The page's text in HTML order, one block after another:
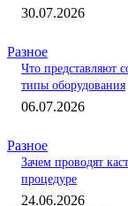
30.07.2026
Разное
Что представляют
типы оборудования
06.07.2026
Разное
Зачем проводят
процедуре
24.06.2026